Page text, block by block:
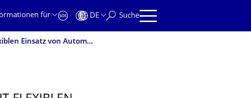
für
DE Suche
Wandelbots: TU Start-up ermöglicht flexiblen Einsatz von Automatisierungstechnik